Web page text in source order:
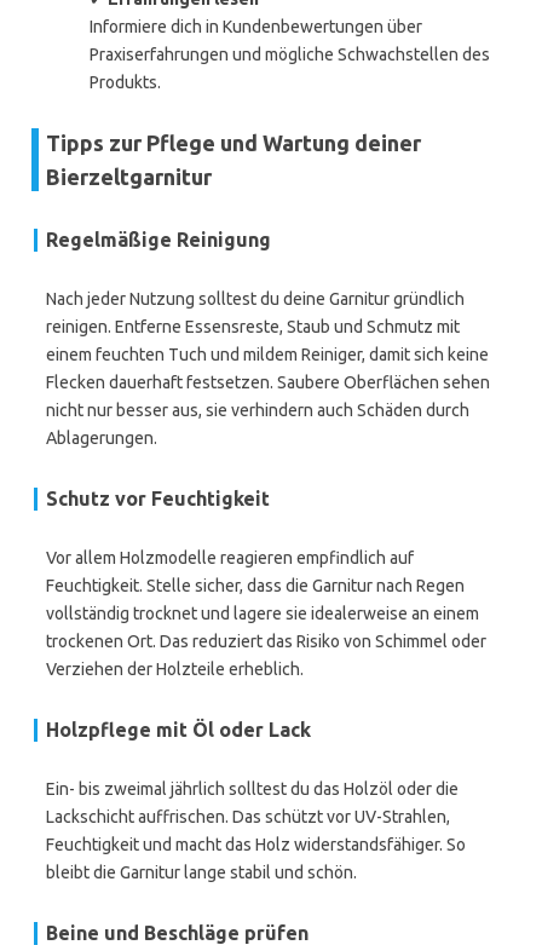
Informiere dich in Kundenbewertungen über
Praxiserfahrungen und mögliche Schwachstellen des
Produkts.
Tipps zur Pflege und Wartung deiner
Bierzeltgarnitur
Regelmäßige Reinigung
Nach jeder Nutzung solltest du deine Garnitur gründlich
reinigen. Entferne Essensreste, Staub und Schmutz mit
einem feuchten Tuch und mildem Reiniger, damit sich keine
Flecken dauerhaft festsetzen. Saubere Oberflächen sehen
nicht nur besser aus, sie verhindern auch Schäden durch
Ablagerungen.
Schutz vor Feuchtigkeit
Vor allem Holzmodelle reagieren empfindlich auf
Feuchtigkeit. Stelle sicher, dass die Garnitur nach Regen
vollständig trocknet und lagere sie idealerweise an einem
trockenen Ort. Das reduziert das Risiko von Schimmel oder
Verziehen der Holzteile erheblich.
Holzpflege mit Öl oder Lack
Ein- bis zweimal jährlich solltest du das Holzöl oder die
Lackschicht auffrischen. Das schützt vor UV-Strahlen,
Feuchtigkeit und macht das Holz widerstandsfähiger. So
bleibt die Garnitur lange stabil und schön.
Beine und Beschläge prüfen